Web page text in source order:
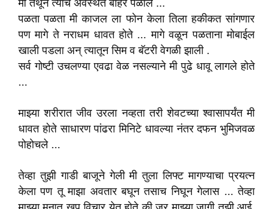
मी तेथून त्याच अवस्थेत बाहेर पळाले ...
पळता पळता मी काजल ला फोन केला तिला हकीकत सांगणार
पण मागे ते नराधम धावत होते ... मागे वळून पळताना मोबाईल
खाली पडला अन् त्यातून सिम व बॅटरी वेगळी झाली .
सर्व गोष्टी उचलण्या एवढा वेळ नसल्याने मी पुढे धावू लागले होते
...
माझ्या शरीरात जीव उरला नव्हता तरी शेवटच्या श्वासापर्यंत मी
धावत होते साधारण पांढरा मिनिटे धावल्या नंतर दफन भुमिजवळ
पोहोचले ...
तेव्हा तुझी गाडी बाजूने गेली मी तुला लिफ्ट मागण्याचा प्रयत्न
केला पण तू माझा अवतार बघून तसाच निघून गेलास ... तेव्हा